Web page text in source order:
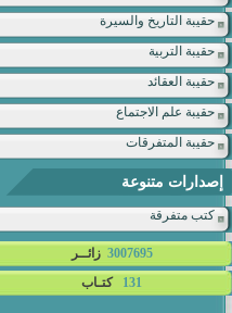
حقيبة التاريخ والسيرة
حقيبة التربية
حقيبة العقائد
حقيبة علم الاجتماع
حقيبة المتفرقات
إصدارات متنوعة
كتب متفرقة
3007695 زائــر
131
كتـاب